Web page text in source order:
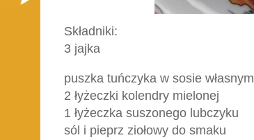
Składniki:
3 jajka
puszka tuńczyka w sosie własnym
2 łyżeczki kolendry mielonej
1 łyżeczka suszonego lubczyku
sól i pieprz ziołowy do smaku